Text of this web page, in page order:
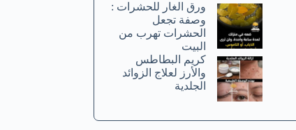
ورق الغار للحشرات :
وصفة تجعل
الحشرات تهرب من
البيت
كريم البطاطس
والأرز لعلاج الزوائد
الجلدية